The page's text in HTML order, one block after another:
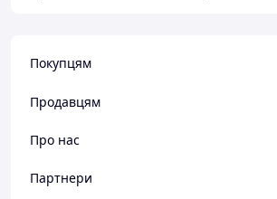
Покупцям
Продавцям
Про нас
Партнери